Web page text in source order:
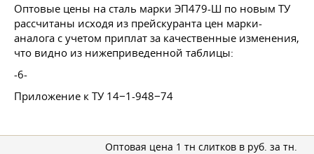
Оптовые цены на сталь марки ЭП479-Ш по новым ТУ
рассчитаны исходя из прейскуранта цен марки-
аналога с учетом приплат за качественные изменения,
что видно из нижеприведенной таблицы:
-6-
Приложение к ТУ 14−1-948−74
Оптовая цена 1 тн слитков в руб. за тн.